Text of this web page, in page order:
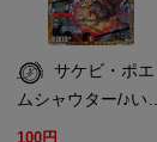
サケビ・ポエ
ムシャウター/♪い…
100円